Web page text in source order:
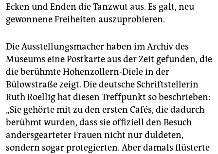
Ecken und Enden die Tanzwut aus. Es galt, neu
gewonnene Freiheiten auszuprobieren.
Die Ausstellungsmacher haben im Archiv des
Museums eine Postkarte aus der Zeit gefunden, die
die berühmte Hohenzollern-Diele in der
Bülowstraße zeigt. Die deutsche Schriftstellerin
Ruth Roellig hat diesen Treffpunkt so beschrieben:
„Sie gehörte mit zu den ersten Cafés, die dadurch
berühmt wurden, dass sie offiziell den Besuch
andersgearteter Frauen nicht nur duldeten,
sondern sogar protegierten. Aber damals flüsterte